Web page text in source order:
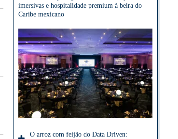
imersivas e hospitalidade premium à beira do
Caribe mexicano
O arroz com feijão do Data Driven: